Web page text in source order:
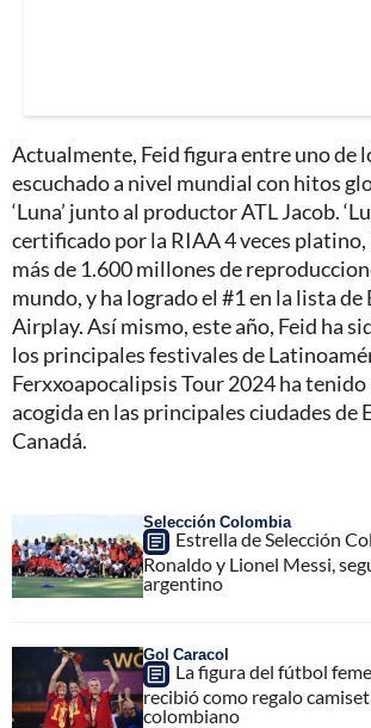
Actualmente, Feid figura entre uno de
escuchado a nivel mundial con hitos
‘Luna’ junto al productor ATL Jacob.
certificado por la RIAA 4 veces
más de 1.600 millones de
mundo, y ha logrado el #1 en la lista
Airplay. Así mismo, este año, Feid ha
los principales festivales de
Ferxxoapocalipsis Tour 2024 ha tenido
acogida en las principales ciudades de
Canadá.
Selección Colombia
Estrella de Selección
Ronaldo y Lionel Messi,
argentino
Gol Caracol
La figura del fútbol
recibió como regalo
colombiano